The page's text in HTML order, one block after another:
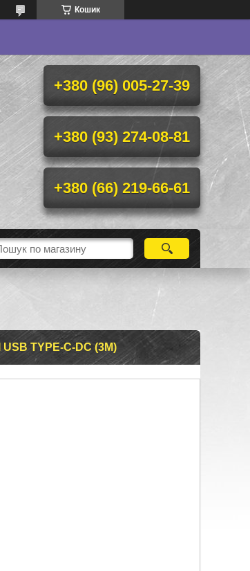
Кошик
+380 (96) 005-27-39
+380 (93) 274-08-81
+380 (66) 219-66-61
TYPE-C-DC (3М)